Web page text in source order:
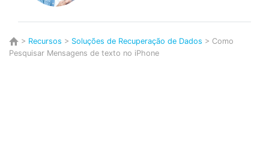
> Recursos > Soluções de Recuperação de Dados > Como
Pesquisar Mensagens de texto no iPhone